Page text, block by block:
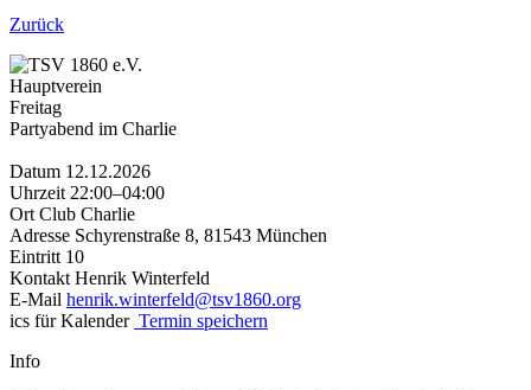
Zurück
Hauptverein
Freitag
Partyabend im Charlie
Datum 12.12.2026
Uhrzeit 22:00–04:00
Ort Club Charlie
Adresse Schyrenstraße 8, 81543 München
Eintritt 10
Kontakt Henrik Winterfeld
E-Mail henrik.winterfeld@tsv1860.org
ics für Kalender Termin speichern
Info